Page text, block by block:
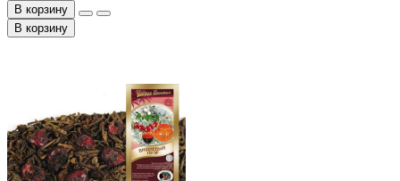
В корзину
В корзину